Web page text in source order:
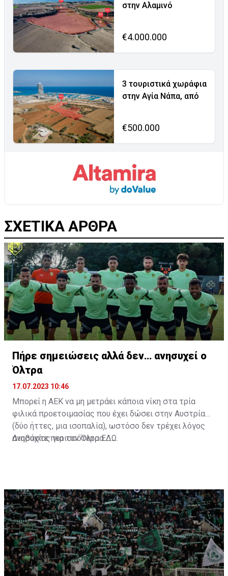
στην Αλαμινό
€4.000.000
3 τουριστικά χωράφια
στην Αγία Νάπα, από
€500.000
ΣΧΕΤΙΚΑ ΑΡΘΡΑ
Πήρε σημειώσεις αλλά δεν… ανησυχεί ο
Όλτρα
17.07.2023 10:46
Μπορεί η ΑΕΚ να μη μετράει κάποια νίκη στα τρία
φιλικά προετοιμασίας που έχει δώσει στην Αυστρία
(δύο ήττες, μια ισοπαλία), ωστόσο δεν τρέχει λόγος
ανησυχίας για τον Όλτρα.
Διαβάστε περισσότεραΕΔΩ.